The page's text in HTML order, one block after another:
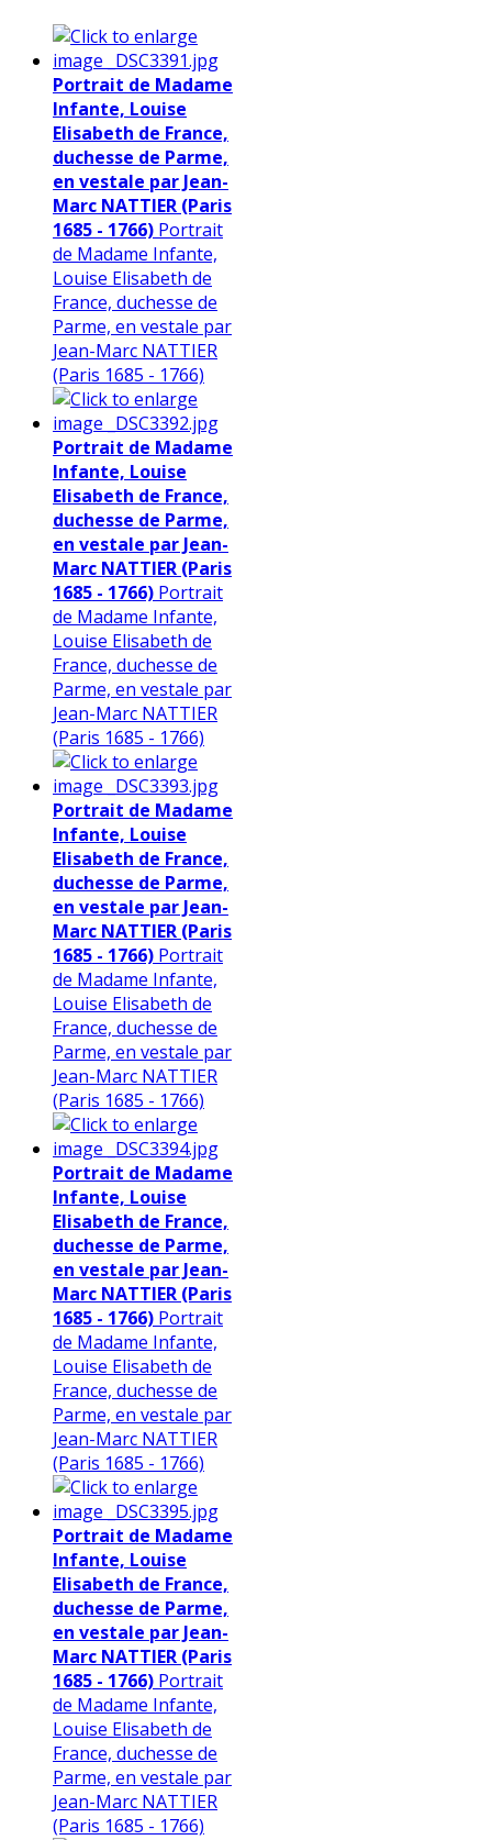
Portrait de Madame
Infante, Louise
Elisabeth de France,
duchesse de Parme,
en vestale par Jean-
Marc NATTIER (Paris
1685 - 1766) Portrait
de Madame Infante,
Louise Elisabeth de
France, duchesse de
Parme, en vestale par
Jean-Marc NATTIER
(Paris 1685 - 1766)
Portrait de Madame
Infante, Louise
Elisabeth de France,
duchesse de Parme,
en vestale par Jean-
Marc NATTIER (Paris
1685 - 1766) Portrait
de Madame Infante,
Louise Elisabeth de
France, duchesse de
Parme, en vestale par
Jean-Marc NATTIER
(Paris 1685 - 1766)
Portrait de Madame
Infante, Louise
Elisabeth de France,
duchesse de Parme,
en vestale par Jean-
Marc NATTIER (Paris
1685 - 1766) Portrait
de Madame Infante,
Louise Elisabeth de
France, duchesse de
Parme, en vestale par
Jean-Marc NATTIER
(Paris 1685 - 1766)
Portrait de Madame
Infante, Louise
Elisabeth de France,
duchesse de Parme,
en vestale par Jean-
Marc NATTIER (Paris
1685 - 1766) Portrait
de Madame Infante,
Louise Elisabeth de
France, duchesse de
Parme, en vestale par
Jean-Marc NATTIER
(Paris 1685 - 1766)
Portrait de Madame
Infante, Louise
Elisabeth de France,
duchesse de Parme,
en vestale par Jean-
Marc NATTIER (Paris
1685 - 1766) Portrait
de Madame Infante,
Louise Elisabeth de
France, duchesse de
Parme, en vestale par
Jean-Marc NATTIER
(Paris 1685 - 1766)